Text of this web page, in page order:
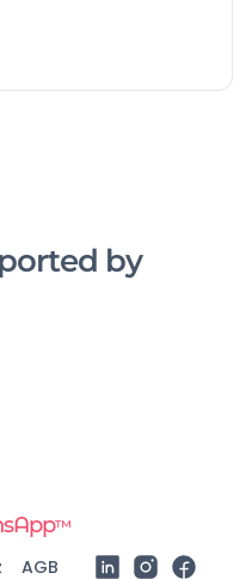
by
™
AGB